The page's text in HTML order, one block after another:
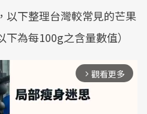
以下整理台灣較常見的芒果
為每100g之含量數值）
arrow_forward_ios 觀看更多